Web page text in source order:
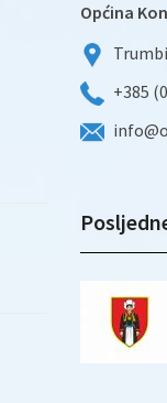
Općina
+385